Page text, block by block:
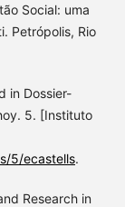
Social: uma
Petrópolis, Rio
in Dossier-
5. [Instituto
5/ecastells.
Research in